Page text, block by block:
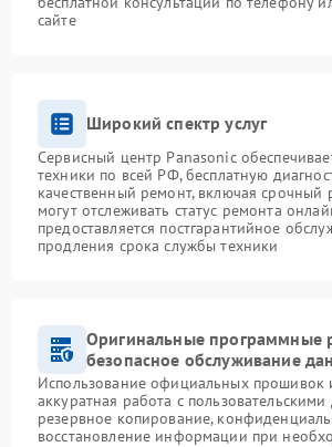
сайте
Широкий спектр услуг
Сервисный центр Panasonic
техники по всей РФ, бесплатную
качественный ремонт, включая срочный
могут отслеживать статус ремонта
предоставляется постгарантийное
продления срока службы техники
Оригинальные программные
безопасное обслуживание
Использование официальных прошивок
аккуратная работа с
резервное копирование,
восстановление информации при